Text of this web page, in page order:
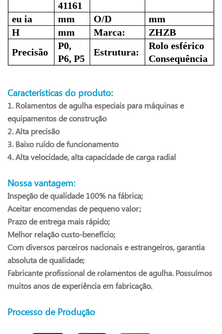
41161
eu ia mm O/D
mm
H
mm Marca:
ZHZB
Precisão
P0,
P6, P5
Estrutura:
Rolo esférico
Consequência
Características do produto:
1. Rolamentos de agulha especiais para máquinas e
equipamentos de construção
2. Alta precisão
3. Baixo ruído de funcionamento
4. Alta velocidade, alta capacidade de carga radial
Nossa vantagem:
Inspeção de qualidade 100% na fábrica;
Aceitar encomendas de pequeno valor;
Prazo de entrega mais rápido;
Melhor relação custo-benefício;
Com diversos parceiros nacionais e estrangeiros, garantia
absoluta de qualidade;
Fabricante profissional de rolamentos de agulha. Possuímos
muitos anos de experiência em fabricação.
Processo de Produção